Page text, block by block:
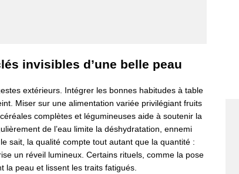
invisibles d’une belle peau
extérieurs. Intégrer les bonnes habitudes à table
Miser sur une alimentation variée privilégiant fruits
complètes et légumineuses aide à soutenir la
de l’eau limite la déshydratation, ennemi
sait, la qualité compte tout autant que la quantité :
un réveil lumineux. Certains rituels, comme la pose
la peau et lissent les traits fatigués.